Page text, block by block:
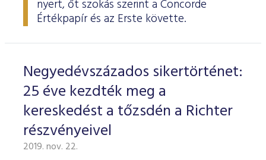
nyert, őt szokás szerint a Concorde
Értékpapír és az Erste követte.
Negyedévszázados sikertörténet:
25 éve kezdték meg a
kereskedést a tőzsdén a Richter
részvényeivel
2019. nov. 22.